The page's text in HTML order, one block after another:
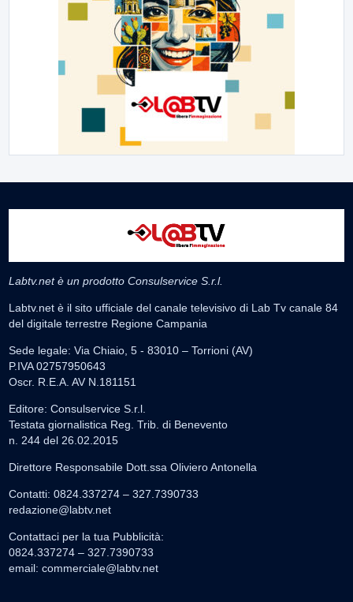
Labtv.net è un prodotto Consulservice S.r.l.
Labtv.net è il sito ufficiale del canale televisivo di Lab Tv canale 84
del digitale terrestre Regione Campania
Sede legale: Via Chiaio, 5 - 83010 – Torrioni (AV)
P.IVA 02757950643
Oscr. R.E.A. AV N.181151
Editore: Consulservice S.r.l.
Testata giornalistica Reg. Trib. di Benevento
n. 244 del 26.02.2015
Direttore Responsabile Dott.ssa Oliviero Antonella
Contatti: 0824.337274 – 327.7390733
redazione@labtv.net
Contattaci per la tua Pubblicità:
0824.337274 – 327.7390733
email: commerciale@labtv.net